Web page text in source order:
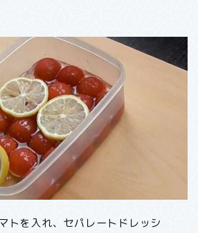
トを入れ、セパレートドレッシ